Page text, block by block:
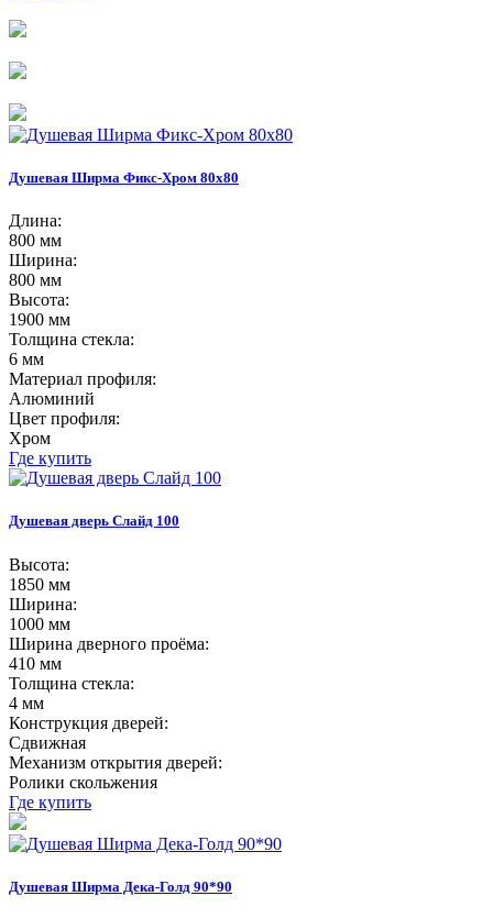
Душевая Ширма Фикс-Хром 80х80
Длина:
800 мм
Ширина:
800 мм
Высота:
1900 мм
Толщина стекла:
6 мм
Материал профиля:
Алюминий
Цвет профиля:
Хром
Где купить
Душевая дверь Слайд 100
Высота:
1850 мм
Ширина:
1000 мм
Ширина дверного проёма:
410 мм
Толщина стекла:
4 мм
Конструкция дверей:
Сдвижная
Механизм открытия дверей:
Ролики скольжения
Где купить
Душевая Ширма Дека-Голд 90*90